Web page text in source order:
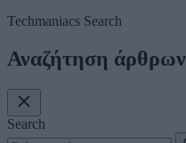
Techmaniacs Search
Αναζήτηση άρθρων
Search